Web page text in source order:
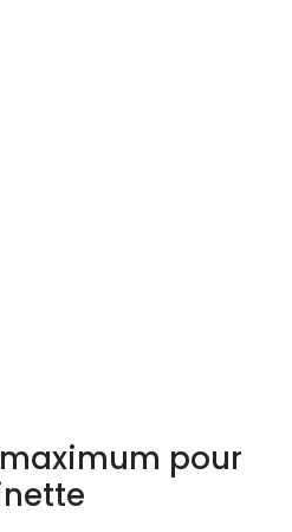
maximum pour